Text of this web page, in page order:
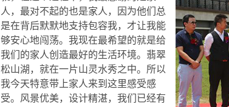
人，最对不起的也是家人，因为他们总
是在背后默默地支持包容我，才让我能
够安心地闯荡。我现在最希望的就是给
我们的家人创造最好的生活环境。翡翠
松山湖，就在一片山灵水秀之中。所以
我今天特意带上家人来到这里感受感
受。风景优美，设计精湛，我们已经有